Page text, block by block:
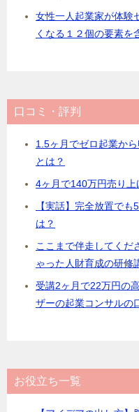
女性一人起業家が体験
くなる１２個の要素を
口コミ・評判
1.5ヶ月でゼロ起業か
とは？
4ヶ月で140万円売り
【実話】完全放置で
は？
ここまで伴走してくだ
ゃった人財育成の研修
受講2ヶ月で22万円の
ザーの起業コンサルの
お役立ち一覧